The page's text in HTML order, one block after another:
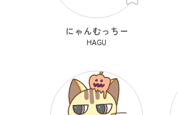
にゃんむっちー
HAGU